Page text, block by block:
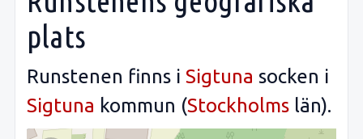
plats
Runstenen finns i Sigtuna socken i
Sigtuna kommun (Stockholms län).